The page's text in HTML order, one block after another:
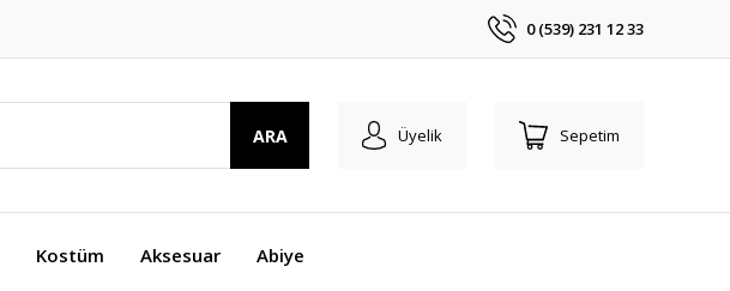
0 (539) 231 12 33
ARA Üyelik Sepetim
Kostüm Aksesuar Abiye